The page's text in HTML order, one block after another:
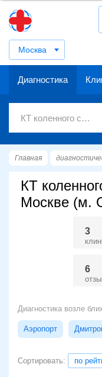
Москва
Диагностика
Главная
КТ
Москве (м.
3
6
Диагностика возле
Аэропорт
Сортировать: по